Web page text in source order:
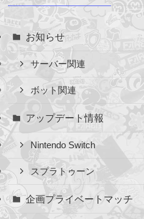
ブ
お知らせ
サーバー関連
ボット関連
アップデート情報
Nintendo Switch
スプラトゥーン
企画プライベートマッチ